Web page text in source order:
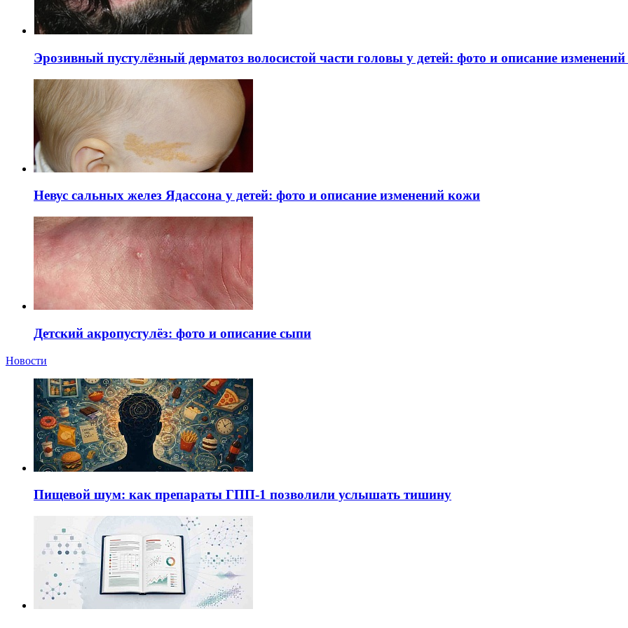
Эрозивный пустулёзный дерматоз волосистой части головы у детей: фото и описание
Невус сальных желез Ядассона у детей: фото и описание изменений кожи
Детский акропустулёз: фото и описание сыпи
Новости
Пищевой шум: как препараты ГПП-1 позволили услышать тишину